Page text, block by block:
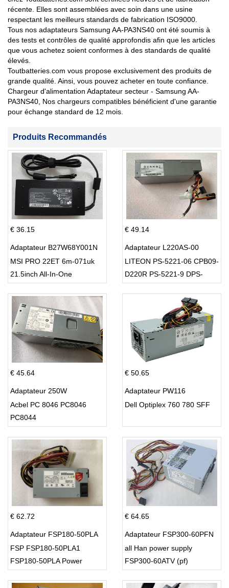
récente. Elles sont assemblées avec soin dans une usine
respectant les meilleurs standards de fabrication ISO9000.
Tous nos adaptateurs Samsung AA-PA3NS40 ont été soumis à
des tests et contrôles de qualité approfondis afin que les articles
que vous achetez soient conformes à des standards de qualité
élevés.
Toutbatteries.com vous propose exclusivement des produits de
grande qualité. Ainsi, vous pouvez acheter en toute confiance.
Chargeur d'alimentation Adaptateur secteur - Samsung AA-
PA3NS40, Nos chargeurs compatibles bénéficient d'une garantie
pour échange standard de 12 mois.
Produits Recommandés
€ 36.15
Adaptateur B27W68Y001N
MSI PRO 22ET 6m-071uk
21.5inch All-In-One
€ 49.14
Adaptateur L220AS-00
LITEON PS-5221-06 CPB09-
D220R PS-5221-9 DPS-
€ 45.64
Adaptateur 250W
Acbel PC 8046 PC8046
PC8044
€ 50.65
Adaptateur PW116
Dell Optiplex 760 780 SFF
€ 62.72
Adaptateur FSP180-50PLA
FSP FSP180-50PLA1
FSP180-50PLA Power
€ 64.65
Adaptateur FSP300-60PFN
all Han power supply
FSP300-60ATV (pf)